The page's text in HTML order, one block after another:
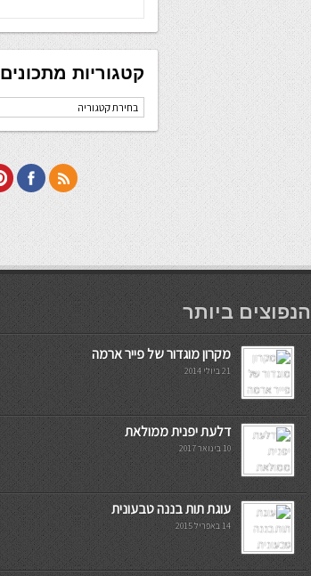
קטגוריות מתכונים
קטגוריות
מתכונים
мостбет кг
הנפוצים ביותר
מקרון מוגדור של פייר ארמה
21 ביולי 2014
דלעת יפנית ממולאת
10 בינואר 2017
עוגת תות בננה טבעונית
14 באפריל 2015